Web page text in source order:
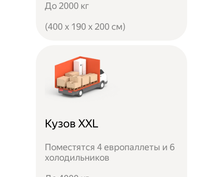
До 2000 кг
(400 x 190 x 200 см)
Кузов XXL
Поместятся 4 европаллеты и 6
холодильников